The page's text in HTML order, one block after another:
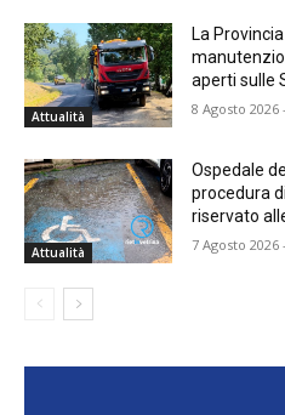
Attualità
La
aperti sulle
8 Agosto 2026
Attualità
Ospedale
procedura
riservato
7 Agosto 2026